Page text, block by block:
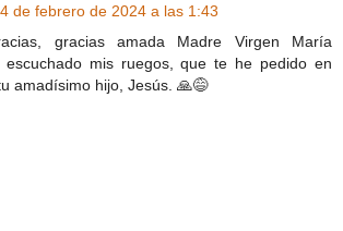
de febrero de 2024 a las 1:43
gracias amada Madre Virgen María
escuchado mis ruegos, que te he pedido en
amadísimo hijo, Jesús. 🙏😅